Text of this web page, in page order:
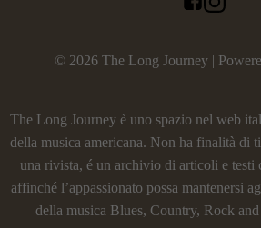
© 2026 The Long Journey |
The Long Journey è uno spazio nel web
della musica americana. Non ha finalità di
una rivista, é un archivio di articoli e testi
affinché l’appassionato possa mantenersi
della musica Blues, Country, Rock